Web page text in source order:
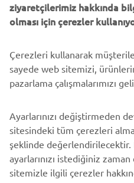
DESTEK
BÜLTEN
En son fırsatları, özel etkinlikleri,
fazlasını ilk öğrenen siz olun
ziyaretçilerimiz hakkında
olması için çerezler
Çerezleri kullanarak
sayede web sitemizi,
pazarlama çalışmalarımızı
Ayarlarınızı değiştirmeden
sitesindeki tüm çerezleri
şeklinde
ayarlarınızı istediğiniz
sitemizle ilgili çerezler